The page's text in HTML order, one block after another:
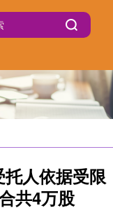
人依据受限
共4万股